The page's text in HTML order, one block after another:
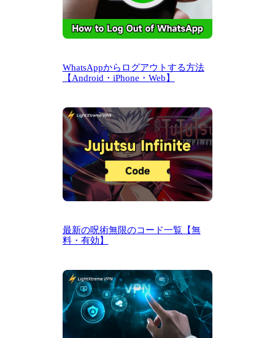
WhatsAppからログアウトする方法
【Android・iPhone・Web】
最新の呪術無限のコード一覧【無
料・有効】